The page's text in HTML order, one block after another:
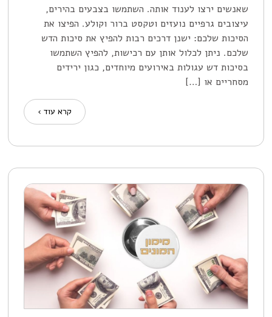
שאנשים ירצו לענוד אותה. השתמשו בצבעים בהירים,
עיצובים גרפיים נועזים וטקסט ברור וקולע. הפיצו את
הסיכות שלכם: ישנן דרכים רבות להפיץ את סיכות הדש
שלכם. ניתן לכלול אותן עם רכישות, להפיץ השתמשו
בסיכות דש עגולות באירועים מיוחדים, כגון ירידים
מסחריים או […]
קרא עוד ›